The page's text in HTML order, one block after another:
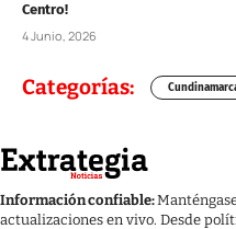
Centro!
4 Junio, 2026
Categorías:
Información confiable:
actualizaciones en vivo. Desde